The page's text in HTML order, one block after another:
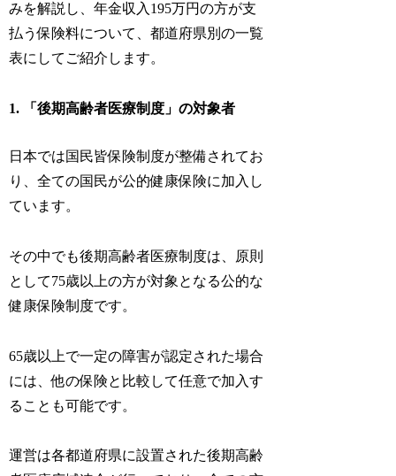
みを解説し、年金収入195万円の方が支
払う保険料について、都道府県別の一覧
表にしてご紹介します。
1. 「後期高齢者医療制度」の対象者
日本では国民皆保険制度が整備されてお
り、全ての国民が公的健康保険に加入し
ています。
その中でも後期高齢者医療制度は、原則
として75歳以上の方が対象となる公的な
健康保険制度です。
65歳以上で一定の障害が認定された場合
には、他の保険と比較して任意で加入す
ることも可能です。
運営は各都道府県に設置された後期高齢